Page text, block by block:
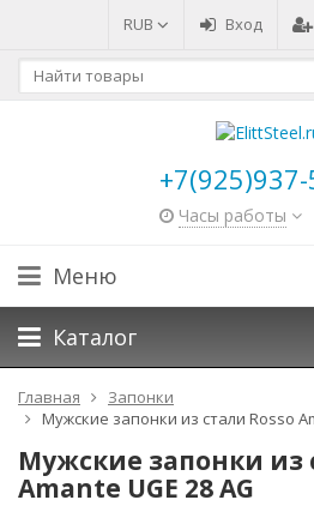
RUB Вход
Часы работы
Меню
Каталог
Главная
Запонки
Мужские запонки из стали Rosso
Мужские запонки из
Amante UGE 28 AG